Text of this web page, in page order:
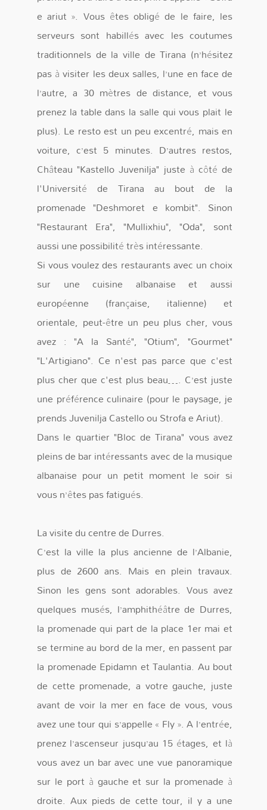
e ariut ». Vous êtes obligé de le faire, les
serveurs sont habillés avec les coutumes
traditionnels de la ville de Tirana (n’hésitez
pas à visiter les deux salles, l’une en face de
l’autre, a 30 mètres de distance, et vous
prenez la table dans la salle qui vous plait le
plus). Le resto est un peu excentré, mais en
voiture, c’est 5 minutes. D’autres restos,
Château "Kastello Juvenilja" juste à côté de
l'Université de Tirana au bout de la
promenade "Deshmoret e kombit". Sinon
"Restaurant Era", "Mullixhiu", "Oda", sont
aussi une possibilité très intéressante.
Si vous voulez des restaurants avec un choix
sur une cuisine albanaise et aussi
européenne (française, italienne) et
orientale, peut-être un peu plus cher, vous
avez : "A la Santé", "Otium", "Gourmet"
"L'Artigiano". Ce n'est pas parce que c'est
plus cher que c'est plus beau…. C’est juste
une préférence culinaire (pour le paysage, je
prends Juvenilja Castello ou Strofa e Ariut).
Dans le quartier "Bloc de Tirana" vous avez
pleins de bar intéressants avec de la musique
albanaise pour un petit moment le soir si
vous n’êtes pas fatigués.
La visite du centre de Durres.
C’est la ville la plus ancienne de l’Albanie,
plus de 2600 ans. Mais en plein travaux.
Sinon les gens sont adorables. Vous avez
quelques musés, l’amphithéâtre de Durres,
la promenade qui part de la place 1er mai et
se termine au bord de la mer, en passent par
la promenade Epidamn et Taulantia. Au bout
de cette promenade, a votre gauche, juste
avant de voir la mer en face de vous, vous
avez une tour qui s’appelle « Fly ». A l’entrée,
prenez l’ascenseur jusqu’au 15 étages, et là
vous avez un bar avec une vue panoramique
sur le port à gauche et sur la promenade à
droite. Aux pieds de cette tour, il y a une